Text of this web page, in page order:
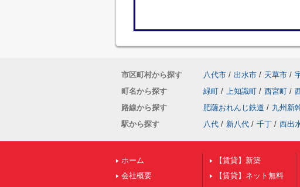
市区町村から探す 八代市 / 出水市 / 天草市 /
町名から探す
緑町 / 上知識町 / 西宮町 /
路線から探す
肥薩おれんじ鉄道 / 九州新
駅から探す
八代 / 新八代 / 千丁 / 西出
ホーム
会社概要
【賃貸】新築
【賃貸】ネット無料